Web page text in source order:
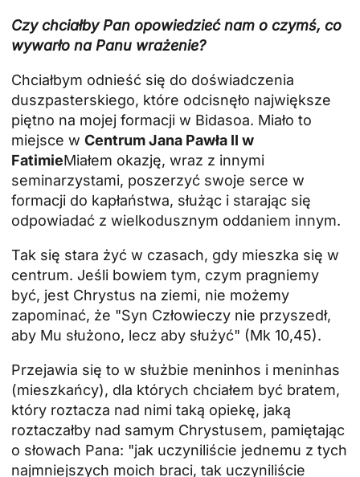
Czy chciałby Pan opowiedzieć nam o czymś, co
wywarło na Panu wrażenie?
Chciałbym odnieść się do doświadczenia
duszpasterskiego, które odcisnęło największe
piętno na mojej formacji w Bidasoa. Miało to
miejsce w Centrum Jana Pawła II w
FatimieMiałem okazję, wraz z innymi
seminarzystami, poszerzyć swoje serce w
formacji do kapłaństwa, służąc i starając się
odpowiadać z wielkodusznym oddaniem innym.
Tak się stara żyć w czasach, gdy mieszka się w
centrum. Jeśli bowiem tym, czym pragniemy
być, jest Chrystus na ziemi, nie możemy
zapominać, że "Syn Człowieczy nie przyszedł,
aby Mu służono, lecz aby służyć" (Mk 10,45).
Przejawia się to w służbie meninhos i meninhas
(mieszkańcy), dla których chciałem być bratem,
który roztacza nad nimi taką opiekę, jaką
roztaczałby nad samym Chrystusem, pamiętając
o słowach Pana: "jak uczyniliście jednemu z tych
najmniejszych moich braci, tak uczyniliście